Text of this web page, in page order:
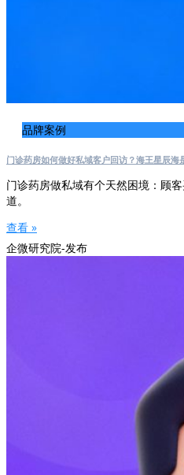
品牌案例
门诊药房如何做好私域客户回访？海王星辰海
门诊药房做私域有个天然困境：顾
道。
查看 »
企微研究院-发布